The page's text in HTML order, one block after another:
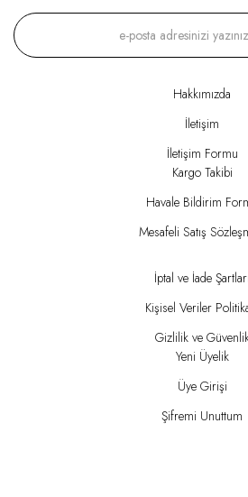
Hakkımızda
İletişim
İletişim Formu
Kargo Takibi
Havale Bildirim
Mesafeli Satış
İptal ve İade Şartları
Kişisel Veriler
Gizlilik ve
Yeni Üyelik
Üye Girişi
Şifremi Unuttum